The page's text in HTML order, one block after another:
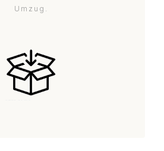
Umzug.